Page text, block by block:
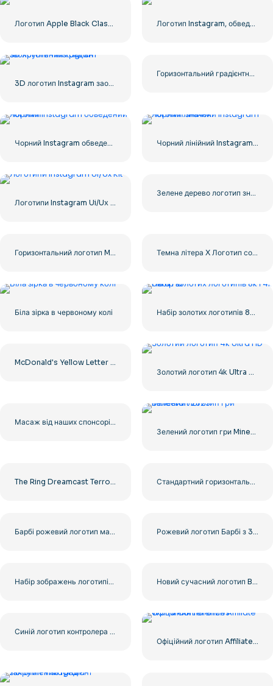
Логотип Apple Black Classic Логотип Instagram, обведений градієнтованим
3D логотип Instagram заокруглений градієнт
Горизонтальний градієнтний логотип Instagram
Чорний Instagram обведений логотип Чорний лінійний Instagram логотип значок
Логотипи Instagram Ui/Ux Kit
Зелене дерево логотип значок
Горизонтальний логотип Microsoft 2025 – безкоштовно завантажити PNG Темна літера X Логотип соціальних мереж 2025: безкоштовно завантажити PNG
Біла зірка в червоному колі Набір золотих логотипів 8k і 4k Ultra HD
McDonald's Yellow Letter M Icon Logo 2025 – Безкоштовне завантаження PNG
Золотий логотип 4k Ultra HD
Масаж від наших спонсорів. Чорний округлений квадратний логотип із значком – безкоштовно завантажити PNG
Зелений логотип гри Minecraft 2023
The Ring Dreamcast Terrors Realm Square Rounded Logo – Безкоштовне завантаження PNG Стандартний горизонтальний логотип YouTube 2025 – безкоштовно завантажити PNG
Барбі рожевий логотип мальована фарба Рожевий логотип Барбі з 3D ефектом
Набір зображень логотипів і значків YouTube – безкоштовно завантажте PNG Новий сучасний логотип Barbie Pink
Синій логотип контролера для значка програми Discord 2025: безкоштовно завантажити PNG
Офіційний логотип Affiliate World Conferences